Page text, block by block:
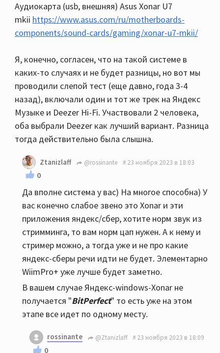
Аудиокарта (usb, внешняя) Asus Xonar U7
mkii https://www.asus.com/ru/motherboards-
components/sound-cards/gaming/xonar-u7-mkii/
Я, конечно, согласен, что на такой системе в
каких-то случаях и не будет разницы, но вот мы
проводили слепой тест (еще давно, года 3-4
назад), включали один и тот же трек на Яндекс
Музыке и Deezer Hi-Fi. Участвовали 2 человека,
оба выбрали Deezer как лучший вариант. Разница
тогда действительно была слышна.
Ztanizlaff @rossinante 23 ноября 2023 в 18:03
0
Да вполне система у вас) На многое способна) У
вас конечно слабое звено это Xonar и эти
приложения яндекс/сбер, хотите норм звук из
стримминга, то вам норм цап нужен. А к нему и
стример можно, а тогда уже и не про какие
яндекс-сберы речи идти не будет. Элементарно
WiimPro+ уже лучше будет заметно.
В вашем случае Яндекс-windows-Xonar не
получается "BitPerfect" то есть уже на этом
этапе все идет по одному месту.
rossinante @Ztanizlaff 23 ноября 2023 в 18:09
0